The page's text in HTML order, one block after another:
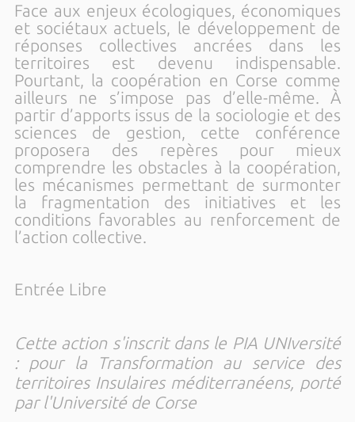
Face aux enjeux écologiques, économiques
et sociétaux actuels, le développement de
réponses collectives ancrées dans les
territoires est devenu indispensable.
Pourtant, la coopération en Corse comme
ailleurs ne s’impose pas d’elle-même. À
partir d’apports issus de la sociologie et des
sciences de gestion, cette conférence
proposera des repères pour mieux
comprendre les obstacles à la coopération,
les mécanismes permettant de surmonter
la fragmentation des initiatives et les
conditions favorables au renforcement de
l’action collective.
Entrée Libre
Cette action s'inscrit dans le PIA UNIversité
: pour la Transformation au service des
territoires Insulaires méditerranéens, porté
par l'Université de Corse